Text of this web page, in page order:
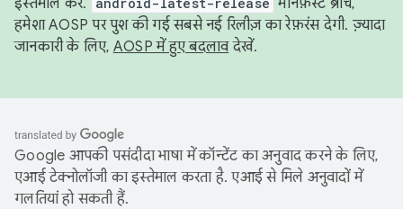
इस्तेमाल करें.
मेनिफ़ेस्ट ब्रांच,
हमेशा AOSP पर पुश की गई सबसे नई रिलीज़ का रेफ़रंस देगी. ज़्यादा
जानकारी के लिए, AOSP में हुए बदलावदेखें.
Google आपकी पसंदीदा भाषा में कॉन्टेंट का अनुवाद करने के लिए,
एआई टेक्नोलॉजी का इस्तेमाल करता है. एआई से मिले अनुवादों में
गलतियां हो सकती हैं.